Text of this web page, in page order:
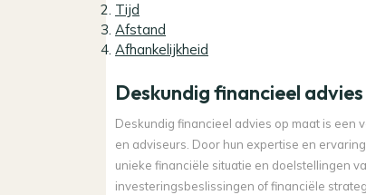
Tijd
Afstand
Afhankelijkheid
Deskundig financieel
Deskundig financieel advies op maat is een
en adviseurs. Door hun expertise en
unieke financiële situatie en doelstellingen
investeringsbeslissingen of financiële